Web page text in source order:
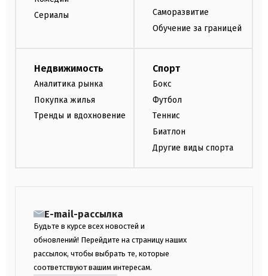
Сериалы
Саморазвитие
Обучение за границей
Недвижимость
Аналитика рынка
Покупка жилья
Тренды и вдохновение
Спорт
Бокс
Футбол
Теннис
Биатлон
Другие виды спорта
E-mail-рассылка
Будьте в курсе всех новостей и
обновлений! Перейдите на страницу наших
рассылок, чтобы выбрать те, которые
соответствуют вашим интересам.